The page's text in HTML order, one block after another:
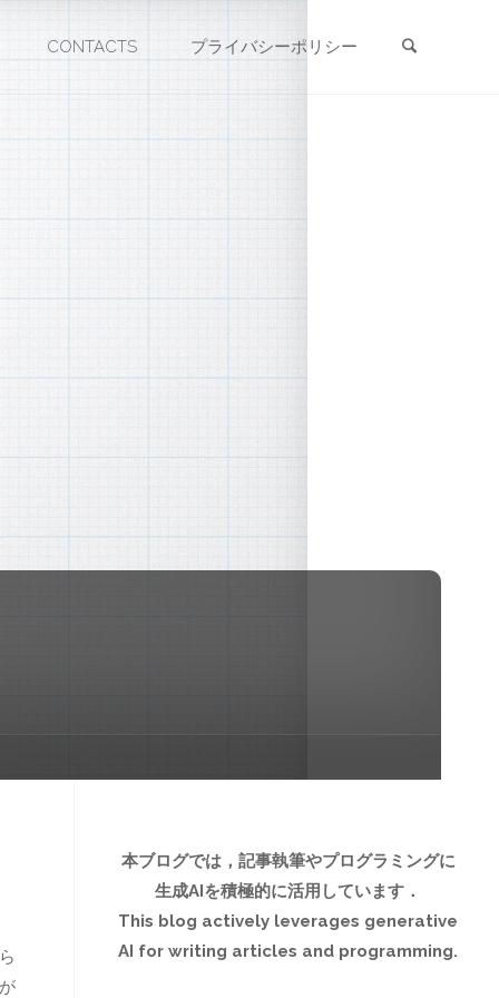
CONTACTS プライバシーポリシー
本ブログでは，記事執筆やプログラミングに
生成AIを積極的に活用しています．
This blog actively leverages generative
AI for writing articles and programming.